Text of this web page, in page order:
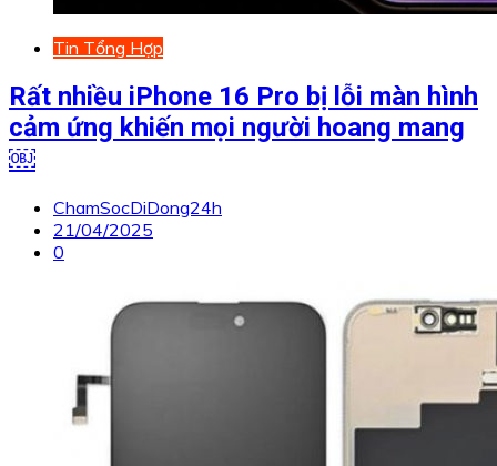
Tin Tổng Hợp
Rất nhiều iPhone 16 Pro bị lỗi màn hình
cảm ứng khiến mọi người hoang mang
￼
ChamSocDiDong24h
21/04/2025
0